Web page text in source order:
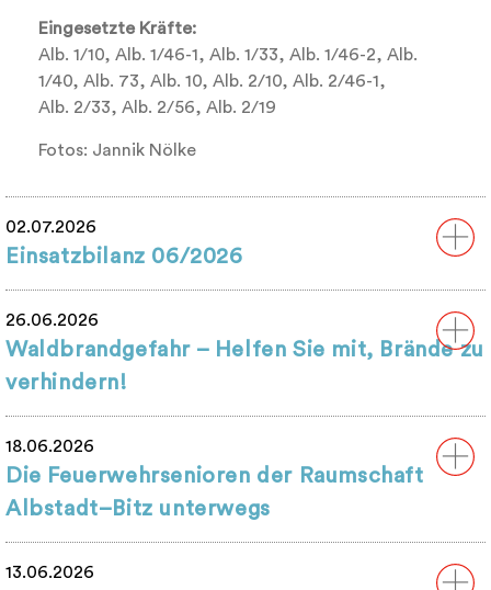
Eingesetzte Kräfte:
Alb. 1/10, Alb. 1/46-1, Alb. 1/33, Alb. 1/46-2, Alb.
1/40, Alb. 73, Alb. 10, Alb. 2/10, Alb. 2/46-1,
Alb. 2/33, Alb. 2/56, Alb. 2/19
Fotos: Jannik Nölke
02.07.2026
Einsatzbilanz 06/2026
26.06.2026
Waldbrandgefahr – Helfen Sie mit, Brände zu
verhindern!
18.06.2026
Die Feuerwehrsenioren der Raumschaft
Albstadt–Bitz unterwegs
13.06.2026